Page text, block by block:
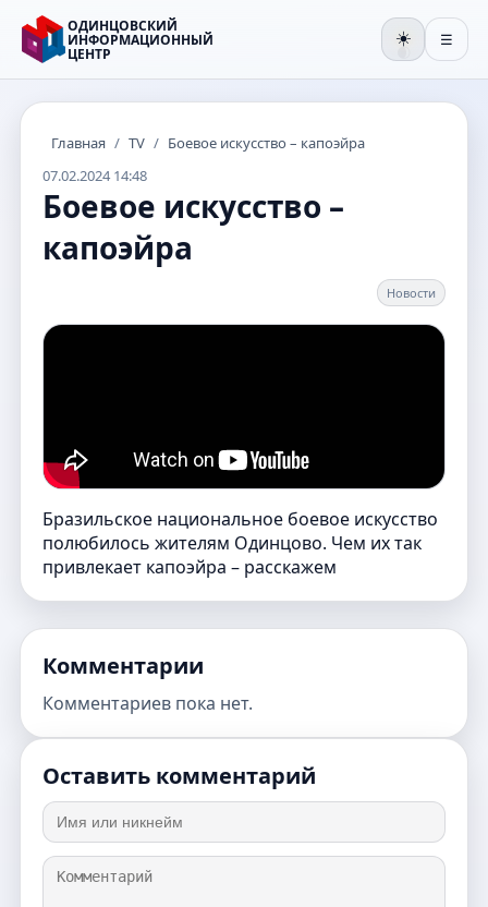
ОДИНЦОВСКИЙ
ИНФОРМАЦИОННЫЙ
ЦЕНТР
☀️ ☰
Главная / TV / Боевое искусство – капоэйра
07.02.2024 14:48
Боевое искусство –
капоэйра
Новости
Бразильское национальное боевое искусство
полюбилось жителям Одинцово. Чем их так
привлекает капоэйра – расскажем
Комментарии
Комментариев пока нет.
Оставить комментарий